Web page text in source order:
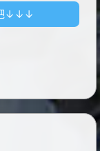
吧↓↓↓